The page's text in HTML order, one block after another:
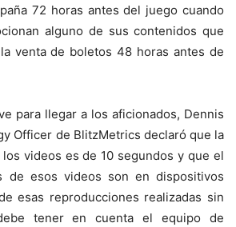
72 horas antes del juego cuando
alguno de sus contenidos que
venta de boletos 48 horas antes de
para llegar a los aficionados, Dennis
Officer de BlitzMetrics declaró que la
videos es de 10 segundos y que el
de esos videos son en dispositivos
esas reproducciones realizadas sin
tener en cuenta el equipo de